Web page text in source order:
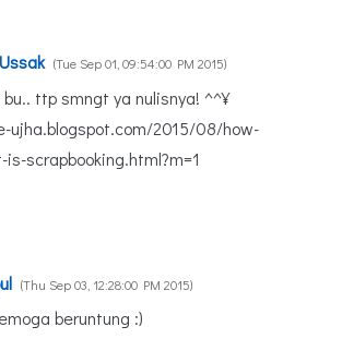
Tue Sep 01, 09:54:00 PM 2015
ttp smngt ya nulisnya! ^^¥
ujha.blogspot.com/2015/08/how-
scrapbooking.html?m=1
Thu Sep 03, 12:28:00 PM 2015
beruntung :)